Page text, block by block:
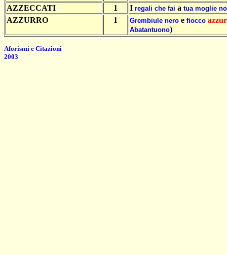
AZZECCATI 1 I regali che fai a tua moglie
AZZURRO 1 Grembiule nero e fiocco
Abatantuono)
Aforismi e Citazioni
2003